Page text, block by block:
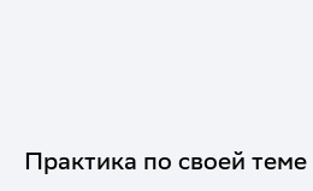
Практика по своей теме